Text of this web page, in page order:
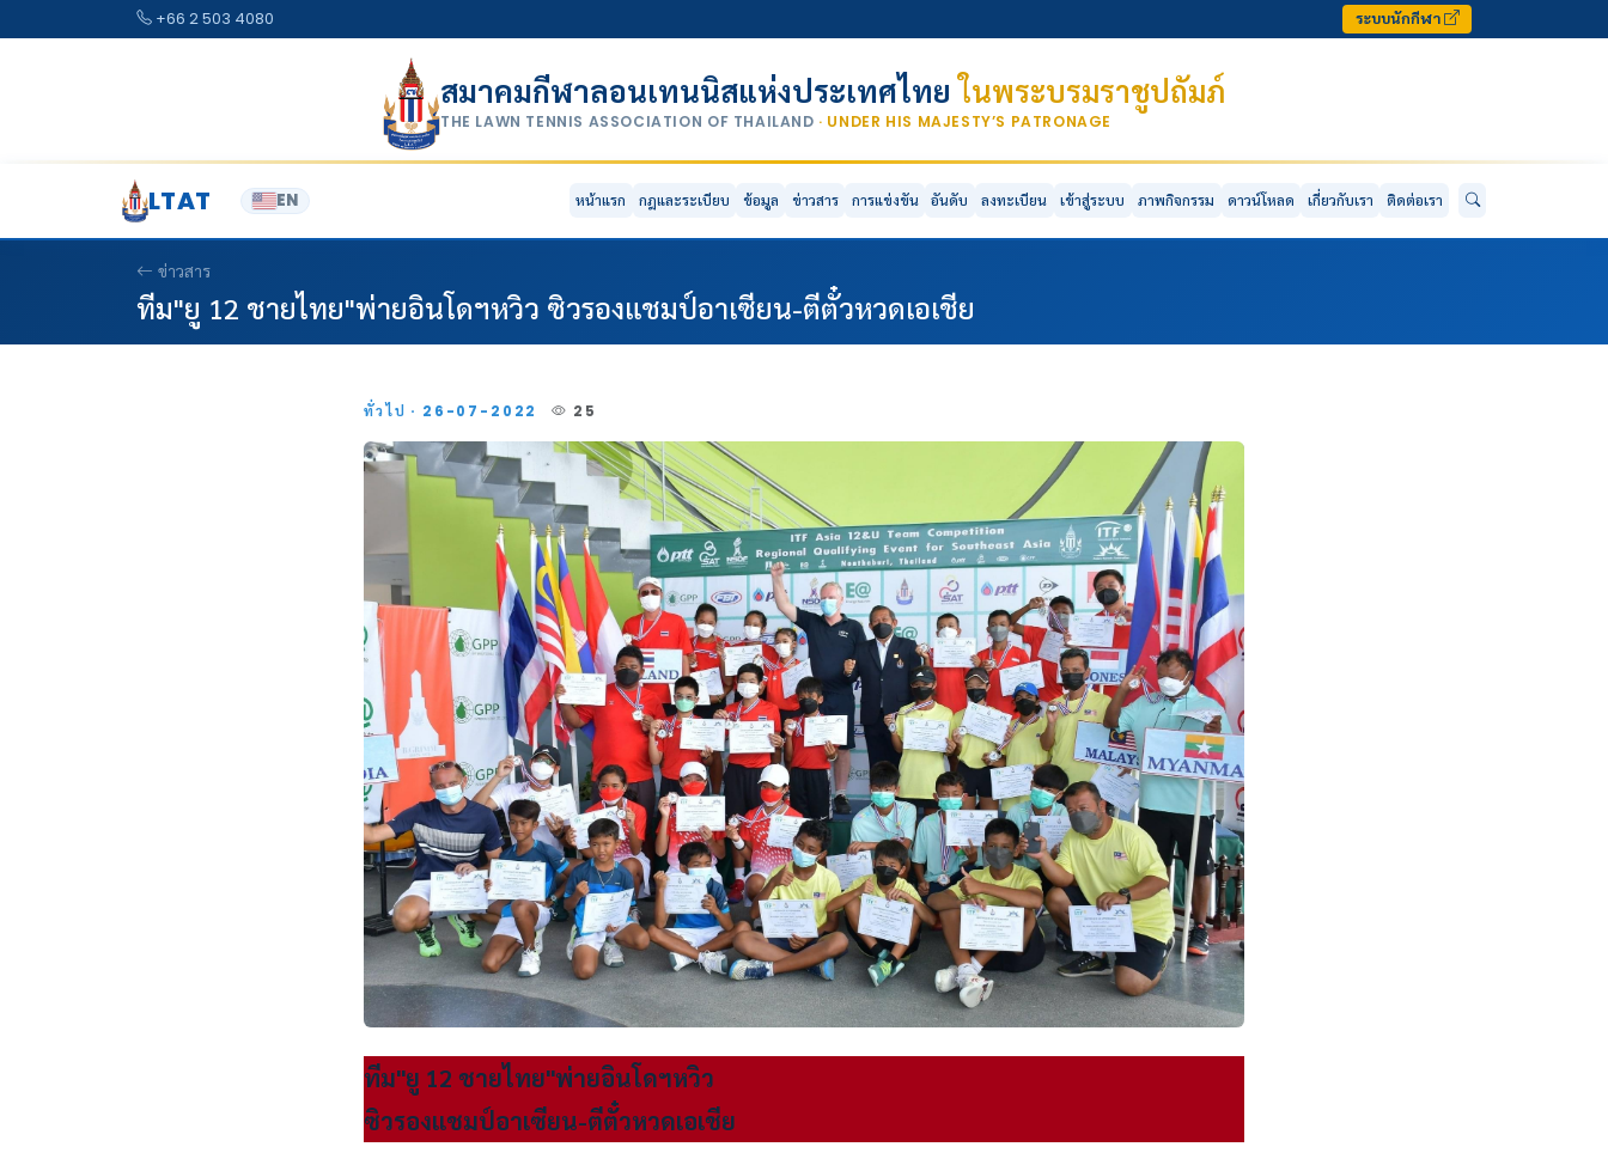
+66 2 503 4080 ระบบนักกีฬา
สมาคมกีฬาลอนเทนนิสแห่งประเทศไทยในพระบรมราชูปถัมภ์
THE LAWN TENNIS ASSOCIATION OF THAILAND · UNDER HIS MAJESTY’S PATRONAGE
LTAT EN หน้าแรก กฎและระเบียบ ข้อมูล ข่าวสาร การแข่งขัน อันดับ ลงทะเบียน เข้าสู่ระบบ ภาพกิจกรรม ดาวน์โหลด เกี่ยวกับเรา ติดต่อเรา
ข่าวสาร
ทีม"ยู 12 ชายไทย"พ่ายอินโดฯหวิว ซิวรองแชมป์อาเซียน-ตีตั๋วหวดเอเชีย
ทั่วไป · 26-07-2022 25
ทีม"ยู 12 ชายไทย"พ่ายอินโดฯหวิว
ซิวรองแชมป์อาเซียน-ตีตั๋วหวดเอเชีย